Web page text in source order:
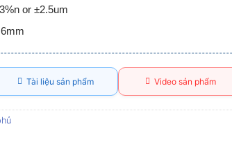
or ±2.5um
Tài liệu sản phẩm Video sản phẩm